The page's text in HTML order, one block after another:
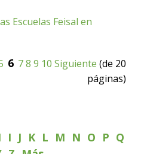
Escuelas Feisal en
6 78 9 10 Siguiente (de 20
páginas)
I J K L M N O P Q